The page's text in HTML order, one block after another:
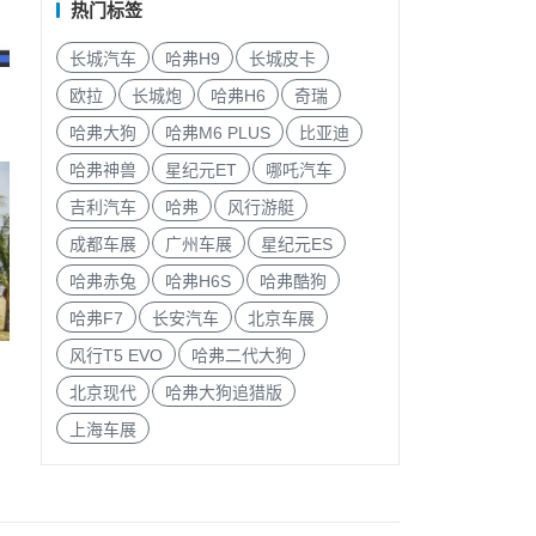
热门标签
长城汽车 哈弗H9
长城皮卡
欧拉
长城炮 哈弗H6
奇瑞
哈弗大狗
哈弗M6 PLUS
比亚迪
哈弗神兽
星纪元ET
哪吒汽车
吉利汽车
哈弗
风行游艇
成都车展
广州车展
星纪元ES
哈弗赤兔
哈弗H6S
哈弗酷狗
哈弗F7
长安汽车
北京车展
风行T5 EVO
哈弗二代大狗
北京现代
哈弗大狗追猎版
上海车展